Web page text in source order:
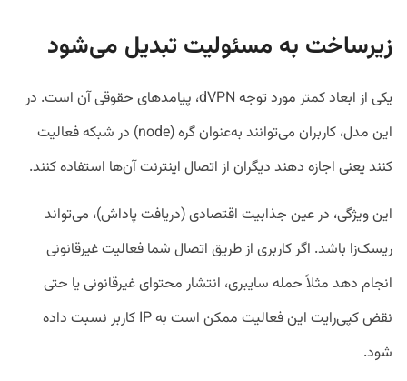
زیرساخت به مسئولیت تبدیل می‌شود
یکی از ابعاد کمتر مورد توجه dVPN، پیامدهای حقوقی آن است. در
این مدل، کاربران می‌توانند به‌عنوان گره (node) در شبکه فعالیت
کنند یعنی اجازه دهند دیگران از اتصال اینترنت آن‌ها استفاده کنند.
این ویژگی، در عین جذابیت اقتصادی (دریافت پاداش)، می‌تواند
ریسک‌زا باشد. اگر کاربری از طریق اتصال شما فعالیت غیرقانونی
انجام دهد مثلاً حمله سایبری، انتشار محتوای غیرقانونی یا حتی
نقض کپی‌رایت این فعالیت ممکن است به IP کاربر نسبت داده
شود.